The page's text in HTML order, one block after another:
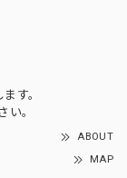
す。
い。
ABOUT
MAP